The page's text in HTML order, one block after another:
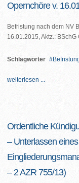
Opernchöre v.
Befristung nach dem NV
16.01.2015, Aktz.:
Schlagwörter
weiterlesen ...
Ordentliche
– Unterlassen
– 2 AZR 755/13)